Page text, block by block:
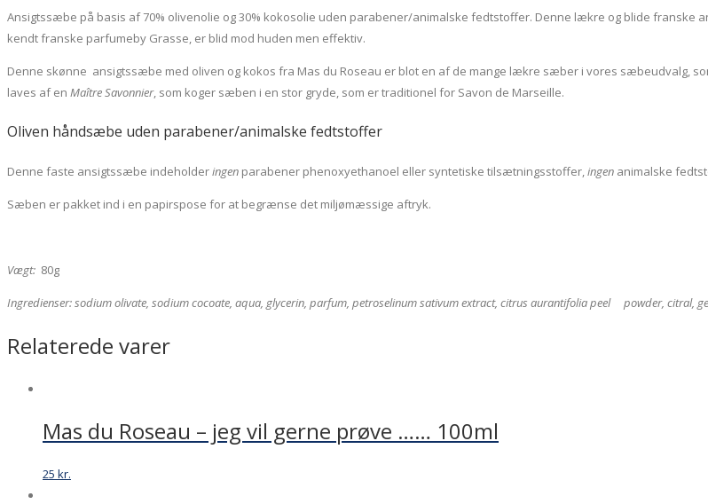
Ansigtssæbe på basis af 70% olivenolie og 30% kokosolie uden parabener/animalske fedtstoffer. Denne lækre og blide
kendt franske parfumeby Grasse, er blid mod huden men effektiv.
Denne skønne ansigtssæbe med oliven og kokos fra Mas du Roseau er blot en af de mange lækre sæber i vores sæbeudvalg,
laves af en Maître Savonnier, som koger sæben i en stor gryde, som er traditionel for Savon de Marseille.
Oliven håndsæbe uden parabener/animalske fedtstoffer
Denne faste ansigtssæbe indeholderingen parabener phenoxyethanoel eller syntetiske tilsætningsstoffer,ingen animalske
Sæben er pakket ind i en papirspose for at begrænse det miljømæssige aftryk.
Vægt: 80g
Ingredienser: sodium olivate, sodium cocoate, aqua, glycerin, parfum, petroselinum sativum extract, citrus aurantifolia peel powder, citral,
Relaterede varer
Mas du Roseau – jeg vil gerne prøve …… 100ml
25 kr.